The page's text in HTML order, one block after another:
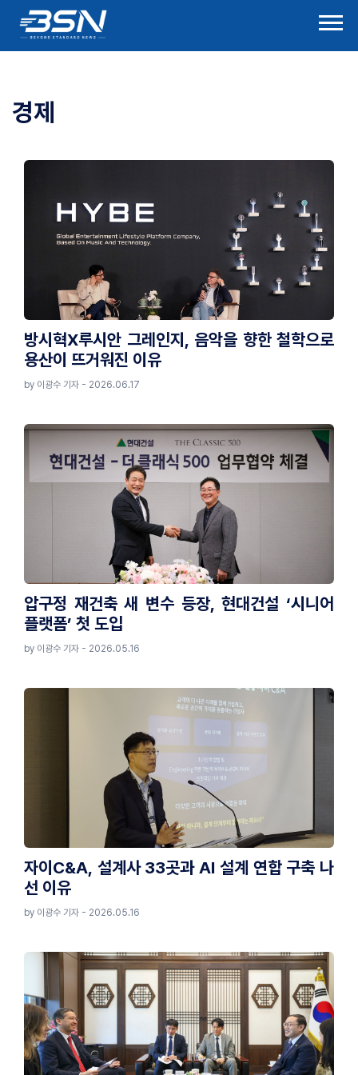
경제
방시혁X루시안 그레인지, 음악을 향한 철학으로
용산이 뜨거워진 이유
by 이광수 기자 - 2026.06.17
압구정 재건축 새 변수 등장, 현대건설 ‘시니어
플랫폼’ 첫 도입
by 이광수 기자 - 2026.05.16
자이C&A, 설계사 33곳과 AI 설계 연합 구축 나
선 이유
by 이광수 기자 - 2026.05.16